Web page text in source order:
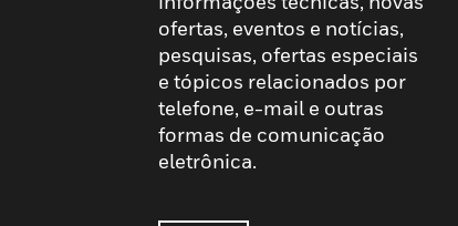
ofertas, eventos e notícias,
pesquisas, ofertas especiais
e tópicos relacionados por
telefone, e-mail e outras
formas de comunicação
eletrônica.